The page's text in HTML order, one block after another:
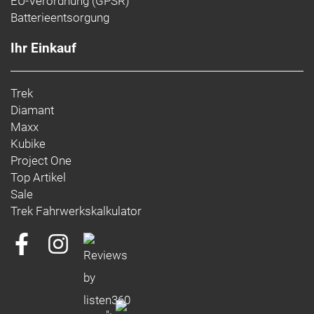
https://www.trekbikes.com/contactUs/
Warn- und Sicherheitsinformationen:
Batterieentsorgung
Ihr Einkauf
Trek
Diamant
Maxx
Kubike
Project One
Top Artikel
Sale
Trek Fahrwerkskalkulator